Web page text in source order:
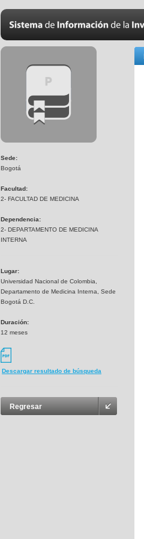
Sede:
Bogotá
Facultad:
2- FACULTAD DE MEDICINA
Dependencia:
2- DEPARTAMENTO DE MEDICINA
INTERNA
Lugar:
Universidad Nacional de Colombia,
Departamento de Medicina Interna, Sede
Bogotá D.C.
Duración:
12 meses
Descargar resultado de búsqueda
Regresar